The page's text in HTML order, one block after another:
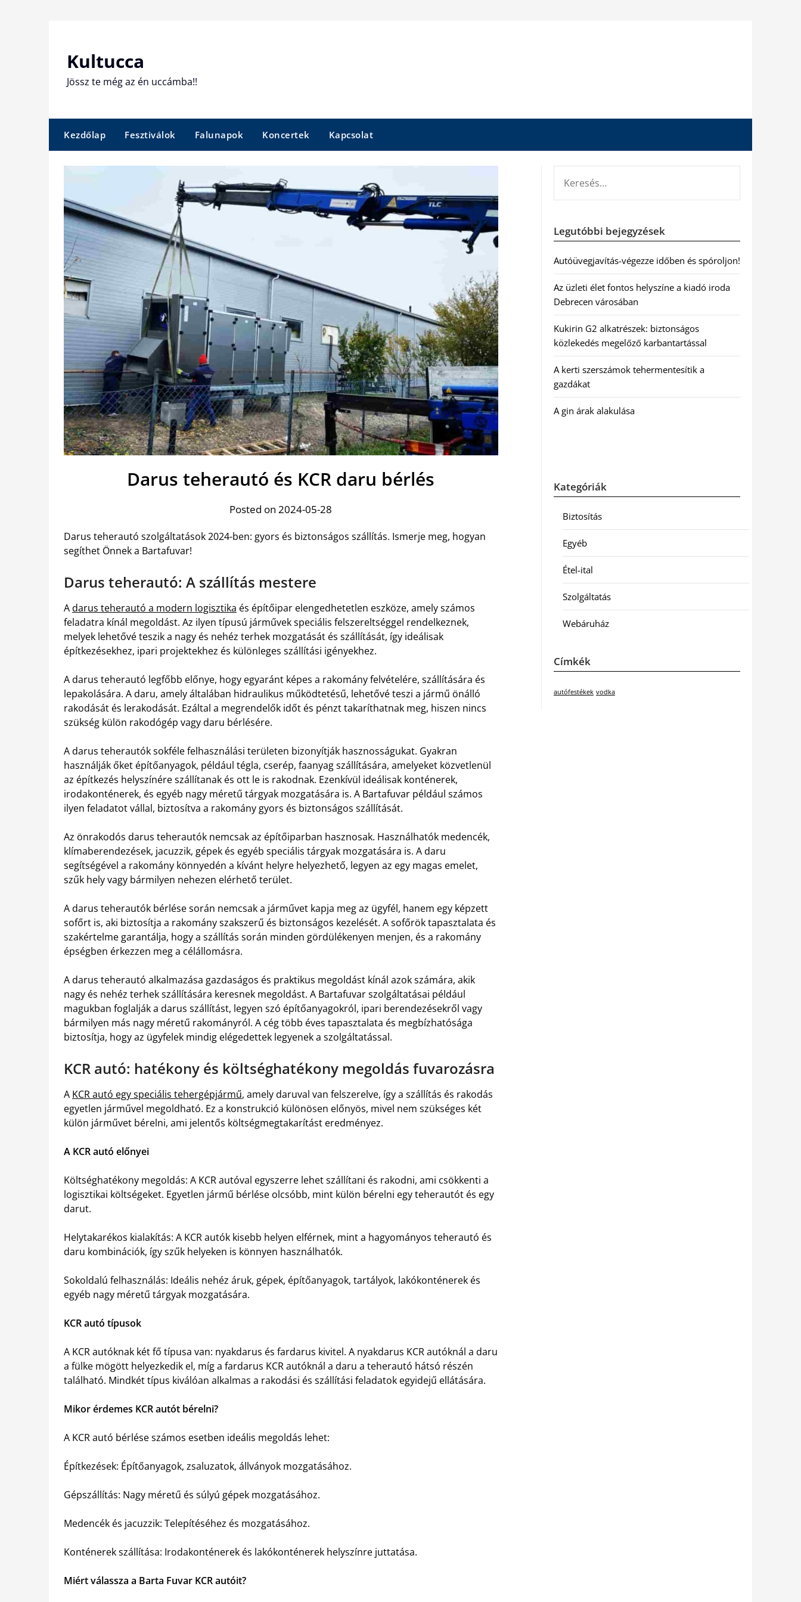
Kultucca
Jössz te még az én uccámba!!
Kezdőlap Fesztiválok Falunapok Koncertek Kapcsolat
Darus teherautó és KCR daru bérlés
Posted on 2024-05-28
Darus teherautó szolgáltatások 2024-ben: gyors és biztonságos szállítás. Ismerje meg, hogyan
segíthet Önnek a Bartafuvar!
Darus teherautó: A szállítás mestere
Adarus teherautó a modern logisztika és építőipar elengedhetetlen eszköze, amely számos
feladatra kínál megoldást. Az ilyen típusú járművek speciális felszereltséggel rendelkeznek,
melyek lehetővé teszik a nagy és nehéz terhek mozgatását és szállítását, így ideálisak
építkezésekhez, ipari projektekhez és különleges szállítási igényekhez.
A darus teherautó legfőbb előnye, hogy egyaránt képes a rakomány felvételére, szállítására és
lepakolására. A daru, amely általában hidraulikus működtetésű, lehetővé teszi a jármű önálló
rakodását és lerakodását. Ezáltal a megrendelők időt és pénzt takaríthatnak meg, hiszen nincs
szükség külön rakodógép vagy daru bérlésére.
A darus teherautók sokféle felhasználási területen bizonyítják hasznosságukat. Gyakran
használják őket építőanyagok, például tégla, cserép, faanyag szállítására, amelyeket közvetlenül
az építkezés helyszínére szállítanak és ott le is rakodnak. Ezenkívül ideálisak konténerek,
irodakonténerek, és egyéb nagy méretű tárgyak mozgatására is. A Bartafuvar például számos
ilyen feladatot vállal, biztosítva a rakomány gyors és biztonságos szállítását.
Az önrakodós darus teherautók nemcsak az építőiparban hasznosak. Használhatók medencék,
klímaberendezések, jacuzzik, gépek és egyéb speciális tárgyak mozgatására is. A daru
segítségével a rakomány könnyedén a kívánt helyre helyezhető, legyen az egy magas emelet,
szűk hely vagy bármilyen nehezen elérhető terület.
A darus teherautók bérlése során nemcsak a járművet kapja meg az ügyfél, hanem egy képzett
sofőrt is, aki biztosítja a rakomány szakszerű és biztonságos kezelését. A sofőrök tapasztalata és
szakértelme garantálja, hogy a szállítás során minden gördülékenyen menjen, és a rakomány
épségben érkezzen meg a célállomásra.
A darus teherautó alkalmazása gazdaságos és praktikus megoldást kínál azok számára, akik
nagy és nehéz terhek szállítására keresnek megoldást. A Bartafuvar szolgáltatásai például
magukban foglalják a darus szállítást, legyen szó építőanyagokról, ipari berendezésekről vagy
bármilyen más nagy méretű rakományról. A cég több éves tapasztalata és megbízhatósága
biztosítja, hogy az ügyfelek mindig elégedettek legyenek a szolgáltatással.
KCR autó: hatékony és költséghatékony megoldás fuvarozásra
A KCR autó egy speciális tehergépjármű, amely daruval van felszerelve, így a szállítás és rakodás
egyetlen járművel megoldható. Ez a konstrukció különösen előnyös, mivel nem szükséges két
külön járművet bérelni, ami jelentős költségmegtakarítást eredményez.
A KCR autó előnyei
Költséghatékony megoldás: A KCR autóval egyszerre lehet szállítani és rakodni, ami csökkenti a
logisztikai költségeket. Egyetlen jármű bérlése olcsóbb, mint külön bérelni egy teherautót és egy
darut.
Helytakarékos kialakítás: A KCR autók kisebb helyen elférnek, mint a hagyományos teherautó és
daru kombinációk, így szűk helyeken is könnyen használhatók.
Sokoldalú felhasználás: Ideális nehéz áruk, gépek, építőanyagok, tartályok, lakókonténerek és
egyéb nagy méretű tárgyak mozgatására.
KCR autó típusok
A KCR autóknak két fő típusa van: nyakdarus és fardarus kivitel. A nyakdarus KCR autóknál a daru
a fülke mögött helyezkedik el, míg a fardarus KCR autóknál a daru a teherautó hátsó részén
található. Mindkét típus kiválóan alkalmas a rakodási és szállítási feladatok egyidejű ellátására.
Mikor érdemes KCR autót bérelni?
A KCR autó bérlése számos esetben ideális megoldás lehet:
Építkezések: Építőanyagok, zsaluzatok, állványok mozgatásához.
Gépszállítás: Nagy méretű és súlyú gépek mozgatásához.
Medencék és jacuzzik: Telepítéséhez és mozgatásához.
Konténerek szállítása: Irodakonténerek és lakókonténerek helyszínre juttatása.
Miért válassza a Barta Fuvar KCR autóit?
Legutóbbi bejegyzések
Autóüvegjavítás-végezze időben és spóroljon!
Az üzleti élet fontos helyszíne a kiadó iroda
Debrecen városában
Kukirin G2 alkatrészek: biztonságos
közlekedés megelőző karbantartással
A kerti szerszámok tehermentesítik a
gazdákat
A gin árak alakulása
Kategóriák
Biztosítás
Egyéb
Étel-ital
Szolgáltatás
Webáruház
Címkék
autófestékek vodka